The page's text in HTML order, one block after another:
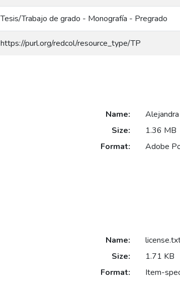
Tesis/Trabajo de grado - Monografía - Pregrado
https://purl.org/redcol/resource_type/TP
Name:
Size:
1.36 MB
Format:
Adobe
Name:
Size:
1.71 KB
Format:
Item-